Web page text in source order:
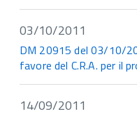
03/10/2011
DM 20915 del 03/10/
favore del C.R.A. per il
14/09/2011